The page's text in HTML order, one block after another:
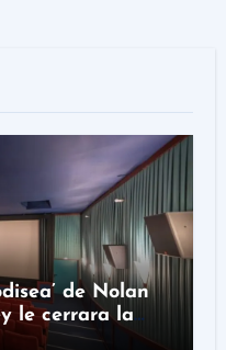
de Nolan
le cerrara la